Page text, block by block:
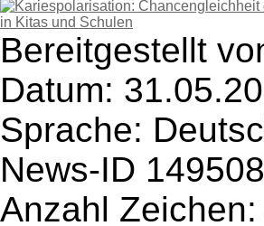
Bereitgestellt
Datum:
Sprache:
News-ID
Anzahl